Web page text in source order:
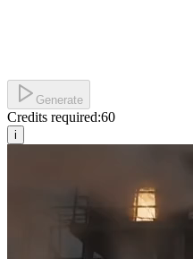
Generate
Credits required:60
i